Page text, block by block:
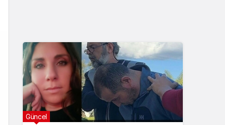
Güncel